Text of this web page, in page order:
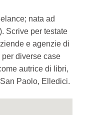
nata ad
Scrive per testate
e agenzie di
diverse case
autrice di libri,
Paolo, Elledici.